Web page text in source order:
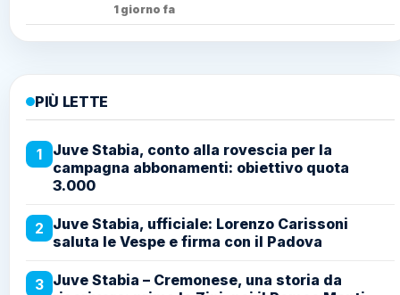
1 giorno fa
PIÙ LETTE
1
Juve Stabia, conto alla rovescia per la
campagna abbonamenti: obiettivo quota
3.000
2 Juve Stabia, ufficiale: Lorenzo Carissoni
saluta le Vespe e firma con il Padova
3 Juve Stabia – Cremonese, una storia da